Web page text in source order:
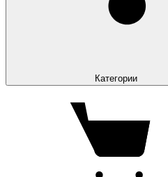
Категории